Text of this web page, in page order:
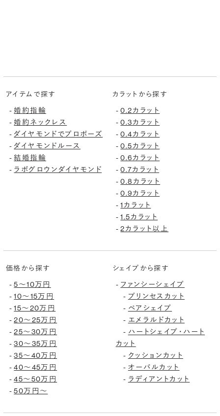
アイテムで探す
-婚約指輪
-婚約ネックレス
-ダイヤモンドでプロポーズ
-ダイヤモンドルース
-結婚指輪
- ラボグロウンダイヤモンド
カラットから探す
-0.2カラット
-0.3カラット
-0.4カラット
-0.5カラット
-0.6カラット
-0.7カラット
-0.8カラット
-0.9カラット
-1カラット
-1.5カラット
-2カラット以上
価格から探す
-5〜10万円
-10〜15万円
-15〜20万円
-20〜25万円
-25〜30万円
-30〜35万円
-35〜40万円
-40〜45万円
-45〜50万円
-50万円〜
シェイプから探す
- ファンシーシェイプ
- プリンセスカット
- ペアシェイプ
- エメラルドカット
- ハートシェイプ・ハート
カット
- クッションカット
- オーバルカット
- ラディアントカット